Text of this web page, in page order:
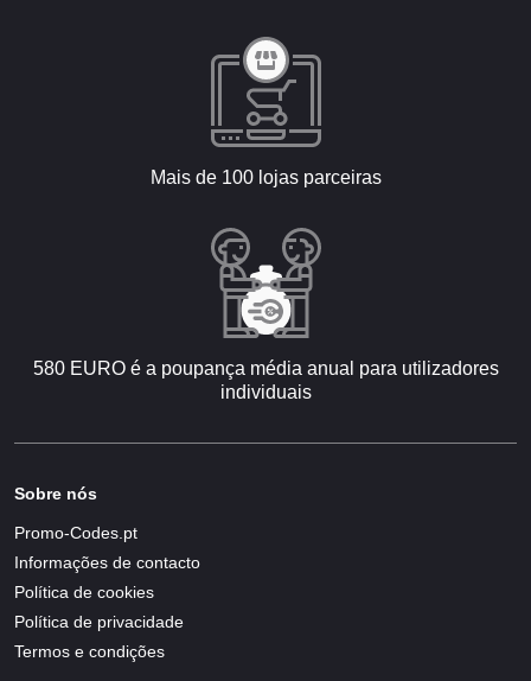
Mais de 100 lojas parceiras
580 EURO é a poupança média anual para utilizadores
individuais
Sobre nós
Promo-Codes.pt
Informações de contacto
Política de cookies
Política de privacidade
Termos e condições